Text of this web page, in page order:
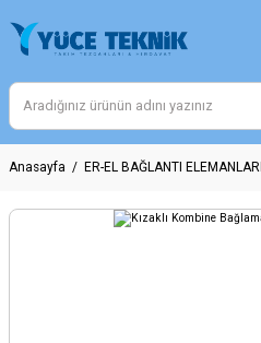
Anasayfa ER-EL BAĞLANTI ELEMANLARI